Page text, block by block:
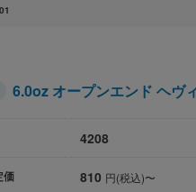
6.0oz オープンエンド ヘヴ
4208
価 810 円(税込)〜